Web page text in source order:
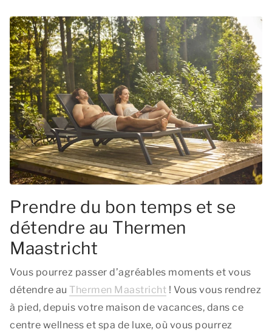
Prendre du bon temps et se
détendre au Thermen
Maastricht
Vous pourrez passer d’agréables moments et vous
détendre au Thermen Maastricht ! Vous vous rendrez
à pied, depuis votre maison de vacances, dans ce
centre wellness et spa de luxe, où vous pourrez